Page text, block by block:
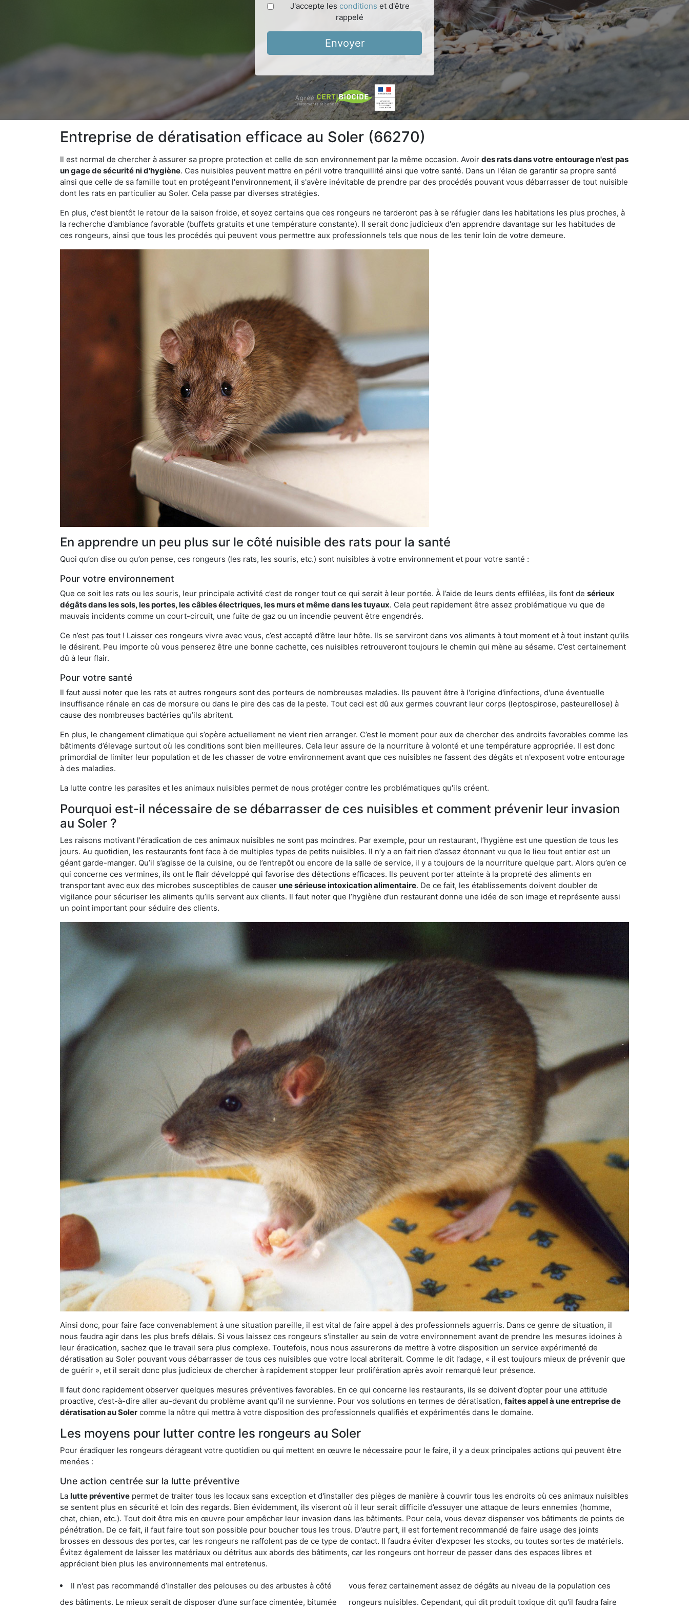
J'accepte les conditions et d'être
rappelé
Envoyer
Entreprise de dératisation efficace au Soler (66270)
Il est normal de chercher à assurer sa propre protection et celle de son environnement par la même occasion. Avoir des rats dans votre entourage n'est pas
un gage de sécurité ni d'hygiène. Ces nuisibles peuvent mettre en péril votre tranquillité ainsi que votre santé. Dans un l'élan de garantir sa propre santé
ainsi que celle de sa famille tout en protégeant l'environnement, il s'avère inévitable de prendre par des procédés pouvant vous débarrasser de tout nuisible
dont les rats en particulier au Soler. Cela passe par diverses stratégies.
En plus, c'est bientôt le retour de la saison froide, et soyez certains que ces rongeurs ne tarderont pas à se réfugier dans les habitations les plus proches, à
la recherche d'ambiance favorable (buffets gratuits et une température constante). Il serait donc judicieux d'en apprendre davantage sur les habitudes de
ces rongeurs, ainsi que tous les procédés qui peuvent vous permettre aux professionnels tels que nous de les tenir loin de votre demeure.
En apprendre un peu plus sur le côté nuisible des rats pour la santé
Quoi qu’on dise ou qu’on pense, ces rongeurs (les rats, les souris, etc.) sont nuisibles à votre environnement et pour votre santé :
Pour votre environnement
Que ce soit les rats ou les souris, leur principale activité c’est de ronger tout ce qui serait à leur portée. À l’aide de leurs dents effilées, ils font de sérieux
dégâts dans les sols, les portes, les câbles électriques, les murs et même dans les tuyaux. Cela peut rapidement être assez problématique vu que de
mauvais incidents comme un court-circuit, une fuite de gaz ou un incendie peuvent être engendrés.
Ce n’est pas tout ! Laisser ces rongeurs vivre avec vous, c’est accepté d’être leur hôte. Ils se serviront dans vos aliments à tout moment et à tout instant qu’ils
le désirent. Peu importe où vous penserez être une bonne cachette, ces nuisibles retrouveront toujours le chemin qui mène au sésame. C’est certainement
dû à leur flair.
Pour votre santé
Il faut aussi noter que les rats et autres rongeurs sont des porteurs de nombreuses maladies. Ils peuvent être à l'origine d'infections, d'une éventuelle
insuffisance rénale en cas de morsure ou dans le pire des cas de la peste. Tout ceci est dû aux germes couvrant leur corps (leptospirose, pasteurellose) à
cause des nombreuses bactéries qu’ils abritent.
En plus, le changement climatique qui s’opère actuellement ne vient rien arranger. C’est le moment pour eux de chercher des endroits favorables comme les
bâtiments d’élevage surtout où les conditions sont bien meilleures. Cela leur assure de la nourriture à volonté et une température appropriée. Il est donc
primordial de limiter leur population et de les chasser de votre environnement avant que ces nuisibles ne fassent des dégâts et n'exposent votre entourage
à des maladies.
La lutte contre les parasites et les animaux nuisibles permet de nous protéger contre les problématiques qu'ils créent.
Pourquoi est-il nécessaire de se débarrasser de ces nuisibles et comment prévenir leur invasion
au Soler ?
Les raisons motivant l'éradication de ces animaux nuisibles ne sont pas moindres. Par exemple, pour un restaurant, l’hygiène est une question de tous les
jours. Au quotidien, les restaurants font face à de multiples types de petits nuisibles. Il n’y a en fait rien d’assez étonnant vu que le lieu tout entier est un
géant garde-manger. Qu’il s’agisse de la cuisine, ou de l’entrepôt ou encore de la salle de service, il y a toujours de la nourriture quelque part. Alors qu’en ce
qui concerne ces vermines, ils ont le flair développé qui favorise des détections efficaces. Ils peuvent porter atteinte à la propreté des aliments en
transportant avec eux des microbes susceptibles de causer une sérieuse intoxication alimentaire. De ce fait, les établissements doivent doubler de
vigilance pour sécuriser les aliments qu’ils servent aux clients. Il faut noter que l’hygiène d’un restaurant donne une idée de son image et représente aussi
un point important pour séduire des clients.
Ainsi donc, pour faire face convenablement à une situation pareille, il est vital de faire appel à des professionnels aguerris. Dans ce genre de situation, il
nous faudra agir dans les plus brefs délais. Si vous laissez ces rongeurs s'installer au sein de votre environnement avant de prendre les mesures idoines à
leur éradication, sachez que le travail sera plus complexe. Toutefois, nous nous assurerons de mettre à votre disposition un service expérimenté de
dératisation au Soler pouvant vous débarrasser de tous ces nuisibles que votre local abriterait. Comme le dit l’adage, « il est toujours mieux de prévenir que
de guérir », et il serait donc plus judicieux de chercher à rapidement stopper leur prolifération après avoir remarqué leur présence.
Il faut donc rapidement observer quelques mesures préventives favorables. En ce qui concerne les restaurants, ils se doivent d’opter pour une attitude
proactive, c’est-à-dire aller au-devant du problème avant qu’il ne survienne. Pour vos solutions en termes de dératisation, faites appel à une entreprise de
dératisation au Soler comme la nôtre qui mettra à votre disposition des professionnels qualifiés et expérimentés dans le domaine.
Les moyens pour lutter contre les rongeurs au Soler
Pour éradiquer les rongeurs dérageant votre quotidien ou qui mettent en œuvre le nécessaire pour le faire, il y a deux principales actions qui peuvent être
menées :
Une action centrée sur la lutte préventive
La lutte préventive permet de traiter tous les locaux sans exception et d'installer des pièges de manière à couvrir tous les endroits où ces animaux nuisibles
se sentent plus en sécurité et loin des regards. Bien évidemment, ils viseront où il leur serait difficile d’essuyer une attaque de leurs ennemies (homme,
chat, chien, etc.). Tout doit être mis en œuvre pour empêcher leur invasion dans les bâtiments. Pour cela, vous devez dispenser vos bâtiments de points de
pénétration. De ce fait, il faut faire tout son possible pour boucher tous les trous. D'autre part, il est fortement recommandé de faire usage des joints
brosses en dessous des portes, car les rongeurs ne raffolent pas de ce type de contact. Il faudra éviter d'exposer les stocks, ou toutes sortes de matériels.
Évitez également de laisser les matériaux ou détritus aux abords des bâtiments, car les rongeurs ont horreur de passer dans des espaces libres et
apprécient bien plus les environnements mal entretenus.
Il n'est pas recommandé d’installer des pelouses ou des arbustes à côté
des bâtiments. Le mieux serait de disposer d’une surface cimentée, bitumée
vous ferez certainement assez de dégâts au niveau de la population ces
rongeurs nuisibles. Cependant, qui dit produit toxique dit qu'il faudra faire